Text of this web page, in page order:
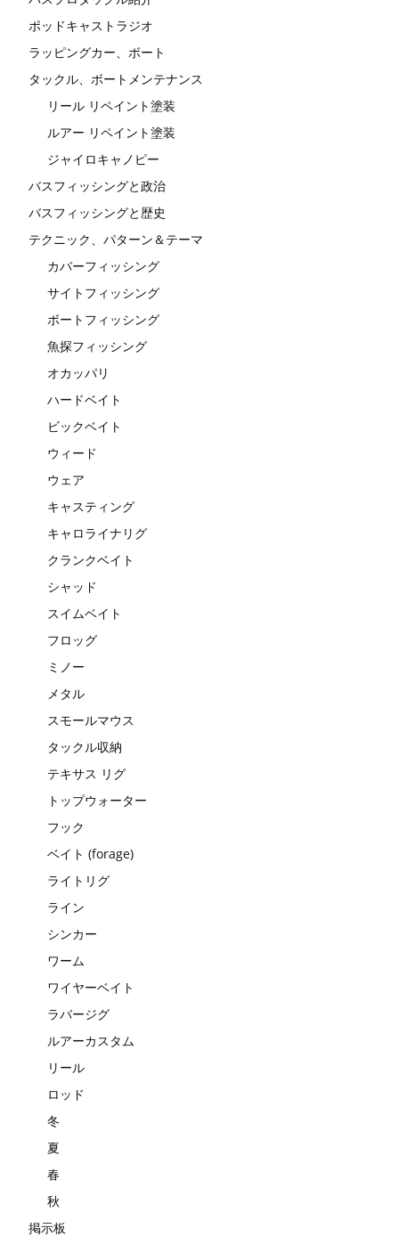
ポッドキャストラジオ
ラッピングカー、ボート
タックル、ボートメンテナンス
リール リペイント塗装
ルアー リペイント塗装
ジャイロキャノピー
バスフィッシングと政治
バスフィッシングと歴史
テクニック、パターン＆テーマ
カバーフィッシング
サイトフィッシング
ボートフィッシング
魚探フィッシング
オカッパリ
ハードベイト
ビックベイト
ウィード
ウェア
キャスティング
キャロライナリグ
クランクベイト
シャッド
スイムベイト
フロッグ
ミノー
メタル
スモールマウス
タックル収納
テキサス リグ
トップウォーター
フック
ベイト (forage)
ライトリグ
ライン
シンカー
ワーム
ワイヤーベイト
ラバージグ
ルアーカスタム
リール
ロッド
冬
夏
春
秋
掲示板